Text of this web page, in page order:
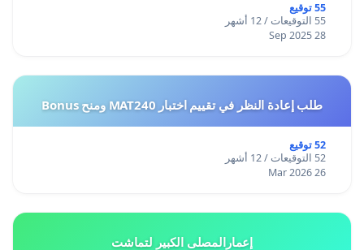
55 توقيع
55 التوقيعات / 12 أشهر
28 Sep 2025
طلب إعادة النظر في تقييم اختبار MAT240 ومنح Bonus
52 توقيع
52 التوقيعات / 12 أشهر
26 Mar 2026
إعمارالمصلى الكبير لتماشت